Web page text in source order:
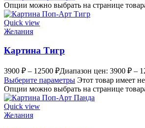
Опции можно выбрать на странице
Quick view
Желания
Картина Тигр
3900 ₽ – 12500 ₽Диапазон цен: 3900 ₽ –
Выберите параметры Этот товар имеет
Опции можно выбрать на странице
Quick view
Желания